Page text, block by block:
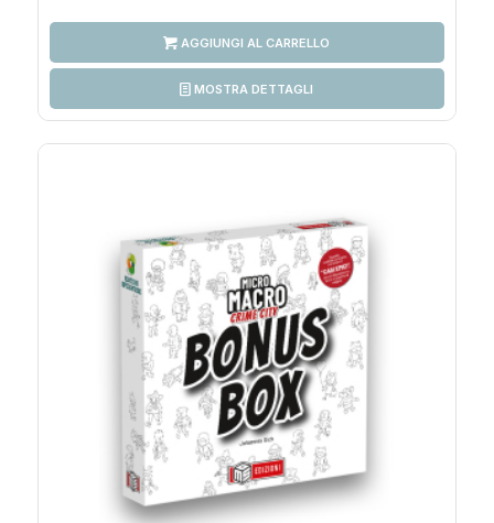
AGGIUNGI AL CARRELLO
MOSTRA DETTAGLI